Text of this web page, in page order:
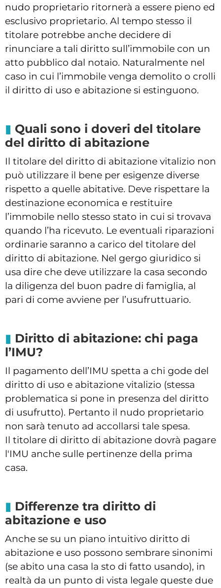
nudo proprietario ritornerà a essere pieno ed
esclusivo proprietario. Al tempo stesso il
titolare potrebbe anche decidere di
rinunciare a tali diritto sull’immobile con un
atto pubblico dal notaio. Naturalmente nel
caso in cui l’immobile venga demolito o crolli
il diritto di uso e abitazione si estinguono.
Quali sono i doveri del titolare
del diritto di abitazione
Il titolare del diritto di abitazione vitalizio non
può utilizzare il bene per esigenze diverse
rispetto a quelle abitative. Deve rispettare la
destinazione economica e restituire
l’immobile nello stesso stato in cui si trovava
quando l’ha ricevuto. Le eventuali riparazioni
ordinarie saranno a carico del titolare del
diritto di abitazione. Nel gergo giuridico si
usa dire che deve utilizzare la casa secondo
la diligenza del buon padre di famiglia, al
pari di come avviene per l’usufruttuario.
Diritto di abitazione: chi paga
l’IMU?
Il pagamento dell’IMU spetta a chi gode del
diritto di uso e abitazione vitalizio (stessa
problematica si pone in presenza del diritto
di usufrutto). Pertanto il nudo proprietario
non sarà tenuto ad accollarsi tale spesa.
Il titolare di diritto di abitazione dovrà pagare
l'IMU anche sulle pertinenze della prima
casa.
Differenze tra diritto di
abitazione e uso
Anche se su un piano intuitivo diritto di
abitazione e uso possono sembrare sinonimi
(se abito una casa la sto di fatto usando), in
realtà da un punto di vista legale queste due